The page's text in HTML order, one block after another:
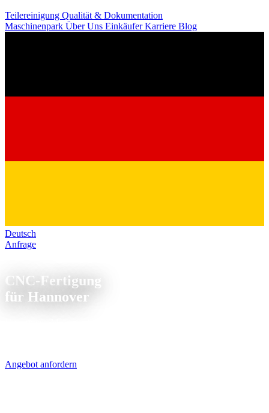
Teilereinigung Qualität & Dokumentation
Maschinenpark Über Uns EinkäuferKarriere Blog
Deutsch
Anfrage
CNC-Fertigung
für Hannover
Angebot anfordern